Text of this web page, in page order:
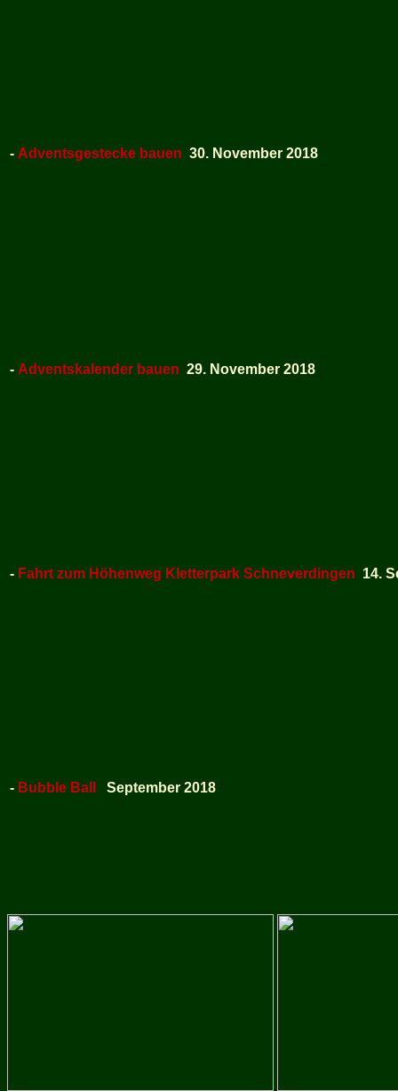
- Adventsgestecke bauen 30. November 2018
- Adventskalender bauen 29. November 2018
- Fahrt zum Höhenweg Kletterpark Schneverdingen 14.
- Bubble Ball September 2018